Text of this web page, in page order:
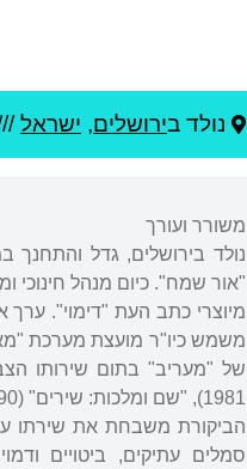
נולד בירושלים, ישראל
משורר ועורך
נולד בירושלים, גדל והתחנך
"אור שמח". כיום מנהל חינוכי
מיוצרי כתב העת "דימוי".
משמש כיו"ר מועצת מערכת
של "מעריב" בתום שירותו
1981), "שם ומלכות: שירים" (1990), עמק יזרעאל ירושלים (2013) ונשיקת מכחול (2015).
הביקורת משבחת את שירתו
סמלים עתיקים, ביטויים